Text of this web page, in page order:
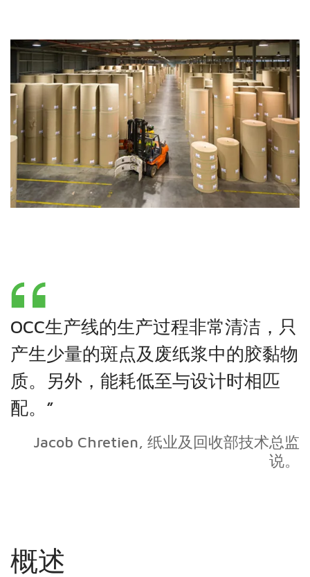
OCC生产线的生产过程非常清洁，只
产生少量的斑点及废纸浆中的胶黏物
质。另外，能耗低至与设计时相匹
配。”
Jacob Chretien, 纸业及回收部技术总监
说。
概述